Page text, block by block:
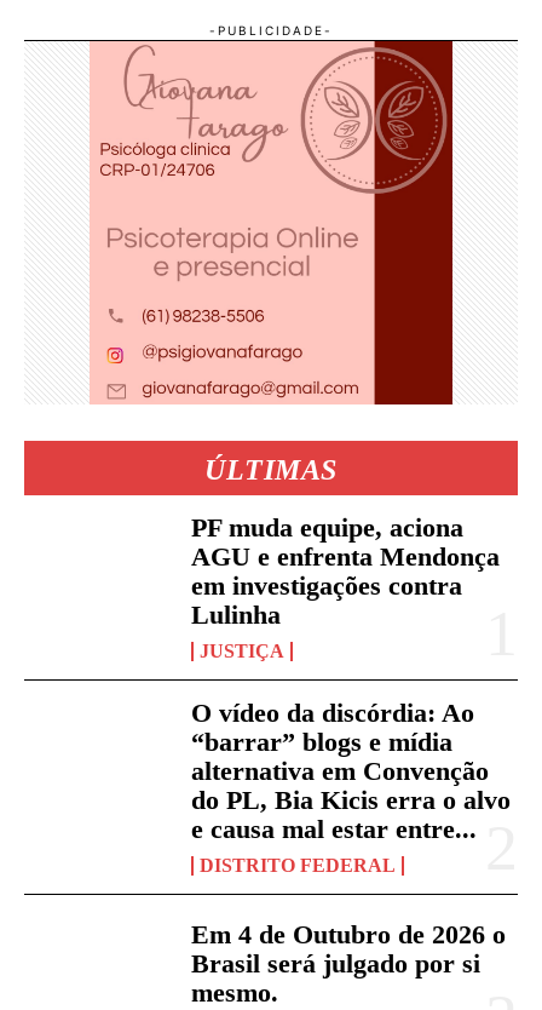
ÚLTIMAS
PF muda equipe, aciona
AGU e enfrenta Mendonça
em investigações contra
Lulinha
JUSTIÇA
O vídeo da discórdia: Ao
“barrar” blogs e mídia
alternativa em Convenção
do PL, Bia Kicis erra o alvo
e causa mal estar entre...
DISTRITO FEDERAL
Em 4 de Outubro de 2026 o
Brasil será julgado por si
mesmo.